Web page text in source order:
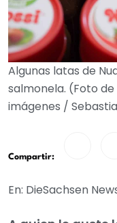
Algunas latas de
salmonela. (Foto
imágenes /
Compartir:
En: DieSachsen